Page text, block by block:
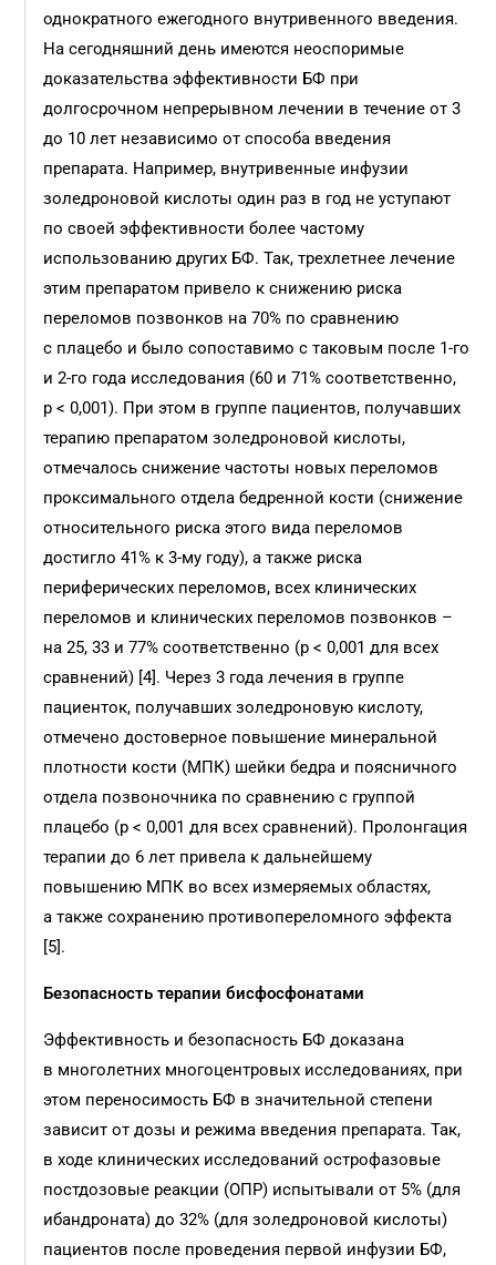
однократного ежегодного внутривенного введения.
На сегодняшний день имеются неоспоримые
доказательства эффективности БФ при
долгосрочном непрерывном лечении в течение от 3
до 10 лет независимо от способа введения
препарата. Например, внутривенные инфузии
золедроновой кислоты один раз в год не уступают
по своей эффективности более частому
использованию других БФ. Так, трехлетнее лечение
этим препаратом привело к снижению риска
переломов позвонков на 70% по сравнению
с плацебо и было сопоставимо с таковым после 1-го
и 2-го года исследования (60 и 71% соответственно,
р < 0,001). При этом в группе пациентов, получавших
терапию препаратом золедроновой кислоты,
отмечалось снижение частоты новых переломов
проксимального отдела бедренной кости (снижение
относительного риска этого вида переломов
достигло 41% к 3-му году), а также риска
периферических переломов, всех клинических
переломов и клинических переломов позвонков –
на 25, 33 и 77% соответственно (р < 0,001 для всех
сравнений) [4]. Через 3 года лечения в группе
пациенток, получавших золедроновую кислоту,
отмечено достоверное повышение минеральной
плотности кости (МПК) шейки бедра и поясничного
отдела позвоночника по сравнению с группой
плацебо (р < 0,001 для всех сравнений). Пролонгация
терапии до 6 лет привела к дальнейшему
повышению МПК во всех измеряемых областях,
а также сохранению противопереломного эффекта
[5].
Безопасность терапии бисфосфонатами
Эффективность и безопасность БФ доказана
в многолетних многоцентровых исследованиях, при
этом переносимость БФ в значительной степени
зависит от дозы и режима введения препарата. Так,
в ходе клинических исследований острофазовые
постдозовые реакции (ОПР) испытывали от 5% (для
ибандроната) до 32% (для золедроновой кислоты)
пациентов после проведения первой инфузии БФ,